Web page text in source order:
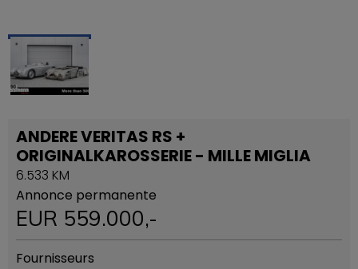
ANDERE VERITAS RS +
ORIGINALKAROSSERIE - MILLE MIGLIA
6.533 KM
Annonce permanente
EUR 559.000,-
Fournisseurs